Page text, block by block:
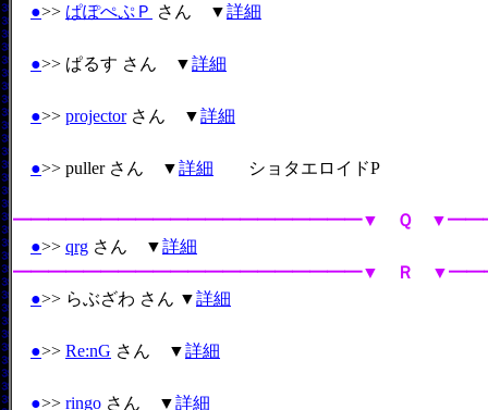
●>> ぱぽぺぷＰ さん ▼詳細
●>> ぱるす さん ▼詳細
●>> projectorさん ▼詳細
●>> puller さん ▼詳細 ショタエロイドP
━━━━━━━━━━━━━━━━━━━━▼ Ｑ
●>> qrg さん ▼詳細
━━━━━━━━━━━━━━━━━━━━▼ Ｒ
●>> らぶざわ さん ▼詳細
●>> Re:nG さん ▼詳細
●>> ringo さん ▼詳細